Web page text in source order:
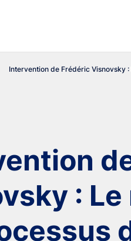
Intervention de Frédéric Visnovsky :
: